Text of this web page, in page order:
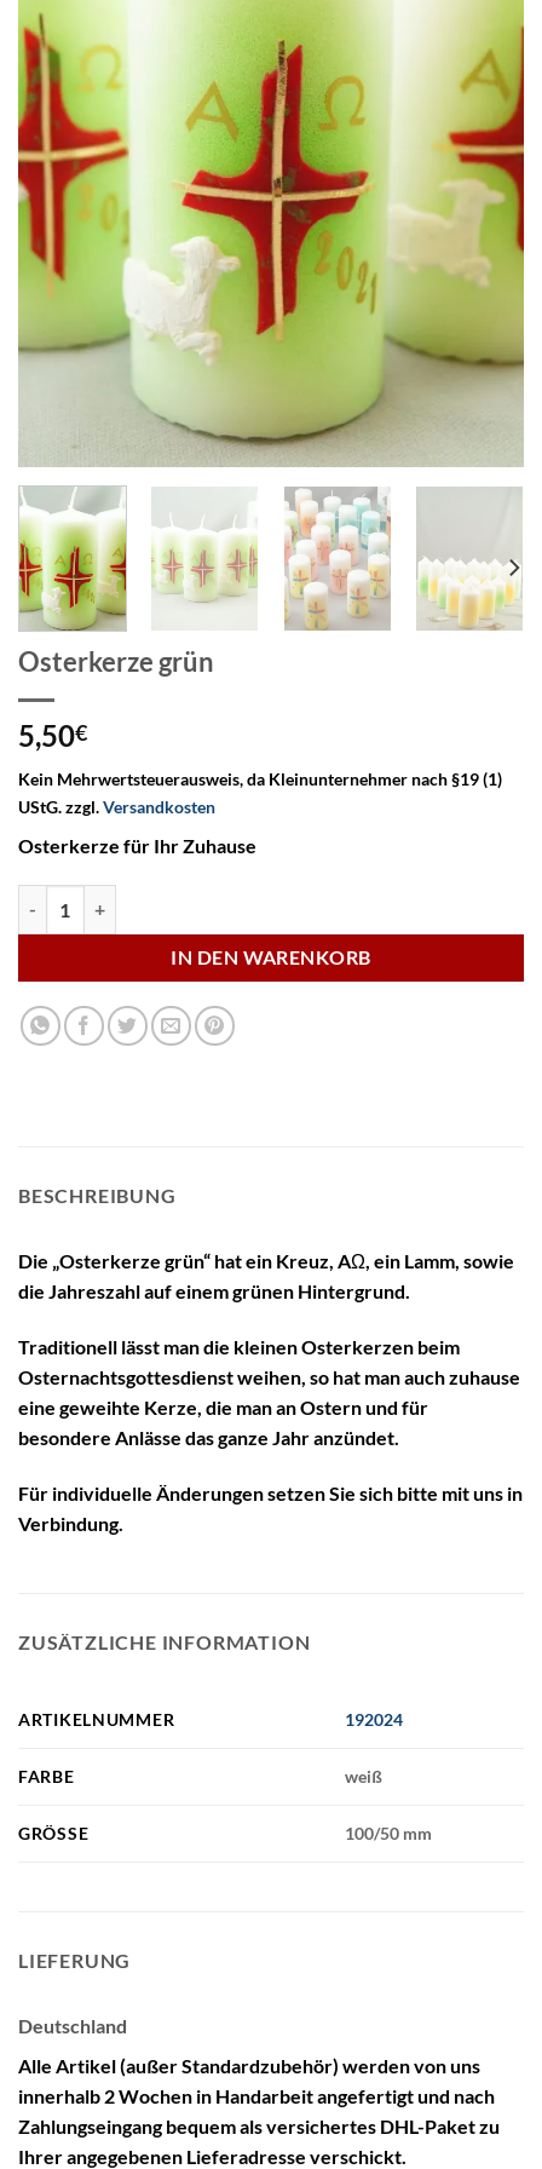
Osterkerze grün
5,50€
Kein Mehrwertsteuerausweis, da Kleinunternehmer nach §19 (1)
UStG.zzgl.Versandkosten
Osterkerze für Ihr Zuhause
IN DEN WARENKORB
BESCHREIBUNG
Die „Osterkerze grün“ hat ein Kreuz, AΩ, ein Lamm, sowie
die Jahreszahl auf einem grünen Hintergrund.
Traditionell lässt man die kleinen Osterkerzen beim
Osternachtsgottesdienst weihen, so hat man auch zuhause
eine geweihte Kerze, die man an Ostern und für
besondere Anlässe das ganze Jahr anzündet.
Für individuelle Änderungen setzen Sie sich bitte mit uns in
Verbindung.
ZUSÄTZLICHE INFORMATION
ARTIKELNUMMER 192024
FARBE weiß
GRÖSSE 100/50 mm
LIEFERUNG
Deutschland
Alle Artikel (außer Standardzubehör) werden von uns
innerhalb 2 Wochen in Handarbeit angefertigt und nach
Zahlungseingang bequem als versichertes DHL-Paket zu
Ihrer angegebenen Lieferadresse verschickt.